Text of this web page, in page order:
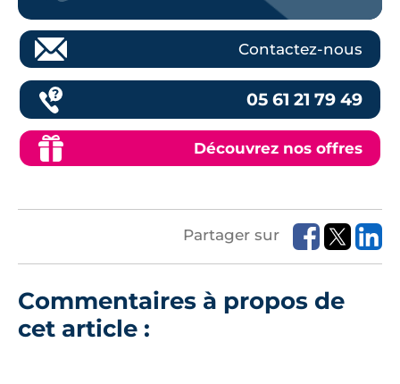
Contactez-nous
05 61 21 79 49
Découvrez nos offres
Partager sur
Commentaires à propos de
cet article :